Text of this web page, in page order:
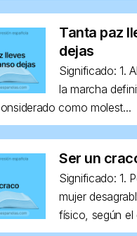
Tanta paz
dejas
Significado: 1.
la marcha
como molest...
Ser un
Significado: 1.
mujer
físico, según el